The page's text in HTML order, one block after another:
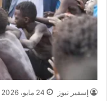
إسفير نيوز 24 مايو، 2026